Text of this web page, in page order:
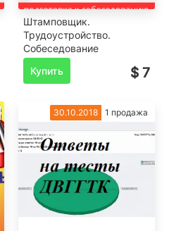
Штамповщик.
Трудоустройство.
Собеседование
Купить
$ 7
30.10.2018 1 продажа